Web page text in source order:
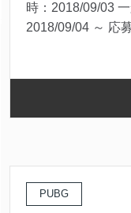
時：2018/09/03
2018/09/04 ～ 応
PUBG